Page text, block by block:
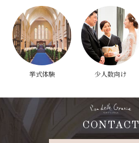
挙式体験 少人数向け
CONTACT